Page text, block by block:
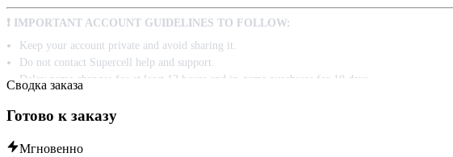
❗ IMPORTANT ACCOUNT GUIDELINES TO FOLLOW:
Keep your account private and avoid sharing it.
Do not contact Supercell help and support.
Delay name changes for at least 12 hours and in-game purchases for 10 days.
Сводка заказа
Готово к заказу
Мгновенно